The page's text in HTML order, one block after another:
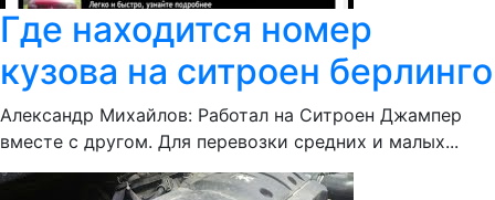
Где находится номер
кузова на ситроен берлинго
Александр Михайлов: Работал на Ситроен Джампер
вместе с другом. Для перевозки средних и малых...